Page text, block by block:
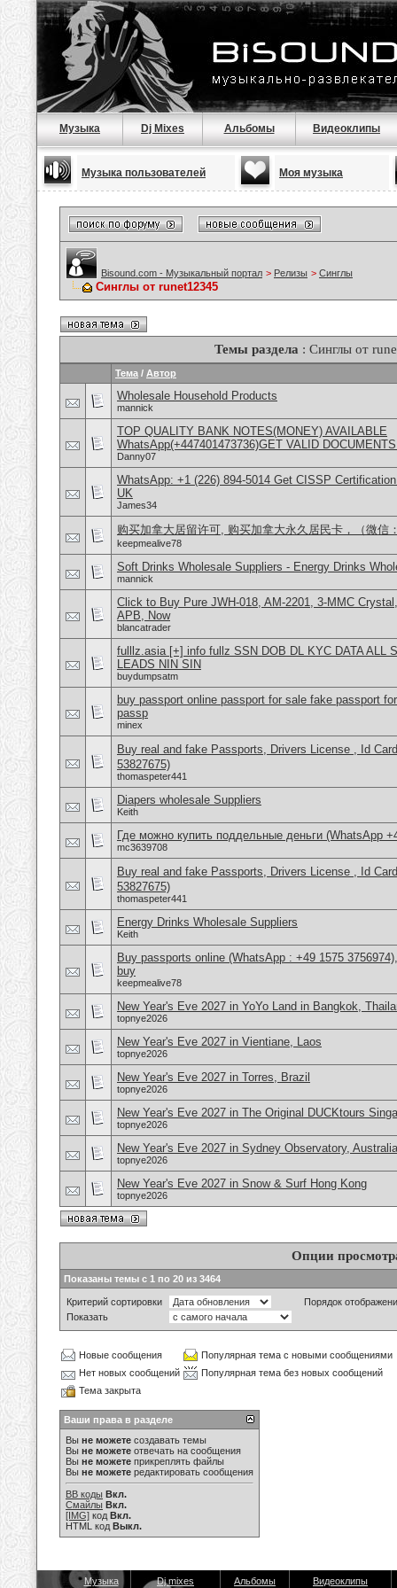
Музыка Dj Mixes Альбомы Видеоклипы
Музыка пользователей Моя музыка
Bisound.com - Музыкальный портал > Релизы > Синглы
Синглы от runet12345
Темы раздела : Синглы от
Тема / Автор
Wholesale Household Products
mannick
TOP QUALITY BANK NOTES(MONEY) AVAILABLE
WhatsApp(+447401473736)GET VALID
Danny07
WhatsApp: +1 (226) 894-5014​ Get CISSP
UK
James34
购买加拿大居留许可, 购买加拿大永久居民卡，（微信
keepmealive78
Soft Drinks Wholesale Suppliers - Energy Drinks
mannick
Click to Buy Pure JWH-018, AM-2201, 3-MMC
APB, Now
blancatrader
fulllz.asia [+] info fullz SSN DOB DL KYC DATA ALL
LEADS NIN SIN
buydumpsatm
buy passport online passport for sale fake passport
passp
minex
Buy real and fake Passports, Drivers License , Id
53827675)
thomaspeter441
Diapers wholesale Suppliers
Keith
Где можно купить поддельные деньги (WhatsApp
mc3639708
Buy real and fake Passports, Drivers License , Id
53827675)
thomaspeter441
Energy Drinks Wholesale Suppliers
Keith
Buy passports online (WhatsApp : +49 1575
buy
keepmealive78
New Year's Eve 2027 in YoYo Land in Bangkok,
topnye2026
New Year's Eve 2027 in Vientiane, Laos
topnye2026
New Year's Eve 2027 in Torres, Brazil
topnye2026
New Year's Eve 2027 in The Original DUCKtours
topnye2026
New Year's Eve 2027 in Sydney Observatory, Australia
topnye2026
New Year's Eve 2027 in Snow & Surf Hong Kong
topnye2026
Опции
Показаны темы с 1 по 20 из 3464
Критерий сортировки
Порядок
Показать
Новые сообщения
Популярная тема с новыми сообщениями
Нет новых сообщений
Популярная тема без новых сообщений
Тема закрыта
Ваши права в разделе
Вы не можете создавать темы
Вы не можете отвечать на сообщения
Вы не можете прикреплять файлы
Вы не можете редактировать сообщения
BB коды Вкл.
Смайлы Вкл.
[IMG] код Вкл.
HTML код Выкл.
Музыка Dj mixes Альбомы Видеоклипы